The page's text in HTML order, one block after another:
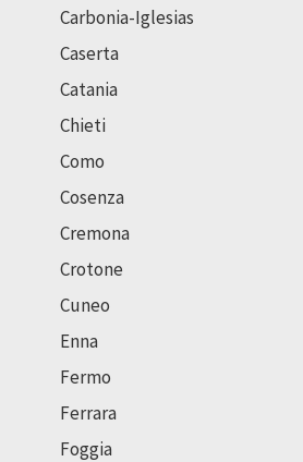
Carbonia-Iglesias
Caserta
Catania
Chieti
Como
Cosenza
Cremona
Crotone
Cuneo
Enna
Fermo
Ferrara
Foggia